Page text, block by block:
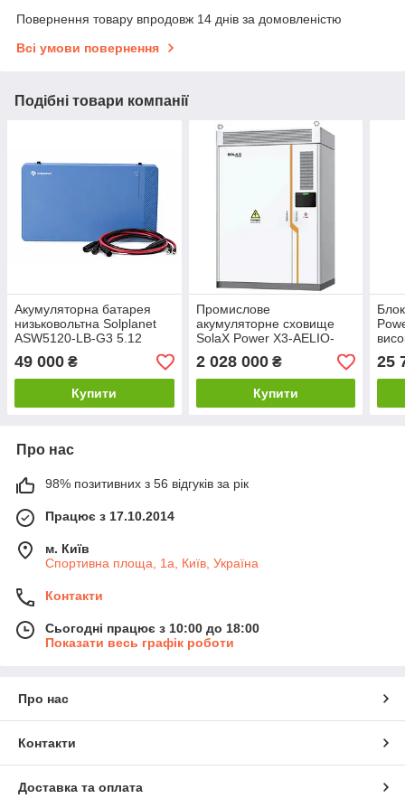
Повернення товару впродовж 14 днів за домовленістю
Всі умови повернення
Подібні товари компанії
Акумуляторна батарея
низьковольтна Solplanet
ASW5120-LB-G3 5.12
кВт·год (51.2В, LiFePO₄) з
кабелем для
паралельного з'єднання
49 000 ₴
Купити
Промислове
акумуляторне сховище
SolaX Power X3-AELIO-
B200 (200 кВт·год, ESS,
LiFePO₄, High Voltage)
2 028 000₴
Купити
T-
25
Про нас
98% позитивних з 56 відгуків за рік
Працює з 17.10.2014
м. Київ
Спортивна площа, 1а, Київ, Україна
Контакти
Сьогодні працює з 10:00 до 18:00
Показати весь графік роботи
Про нас
Контакти
Доставка та оплата